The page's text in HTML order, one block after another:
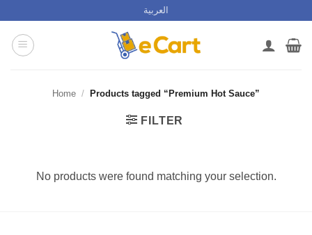
content
العربية
Home / Products tagged “Premium Hot Sauce”
FILTER
No products were found matching your selection.